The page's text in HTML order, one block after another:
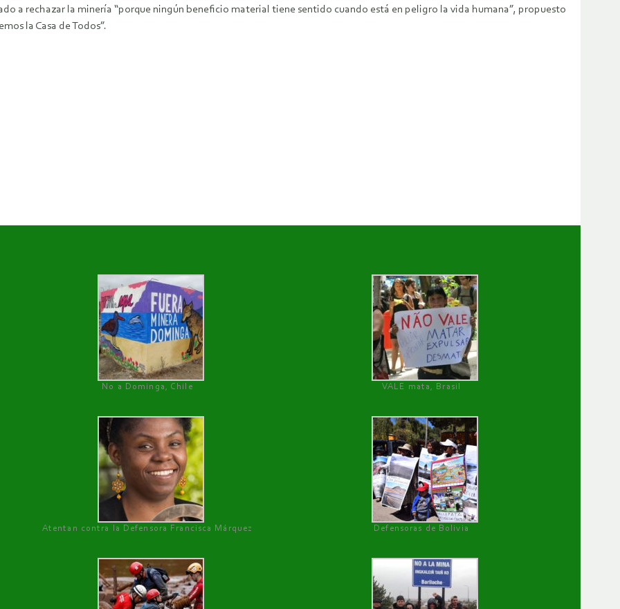
a rechazar la minería “porque ningún beneficio material tiene sentido cuando está en peligro la vida humana”, propuesto
la Casa de Todos”.
No a Dominga, Chile
VALE mata, Brasil
Atentan contra la Defensora Francisca Márquez Defensoras de Bolivia